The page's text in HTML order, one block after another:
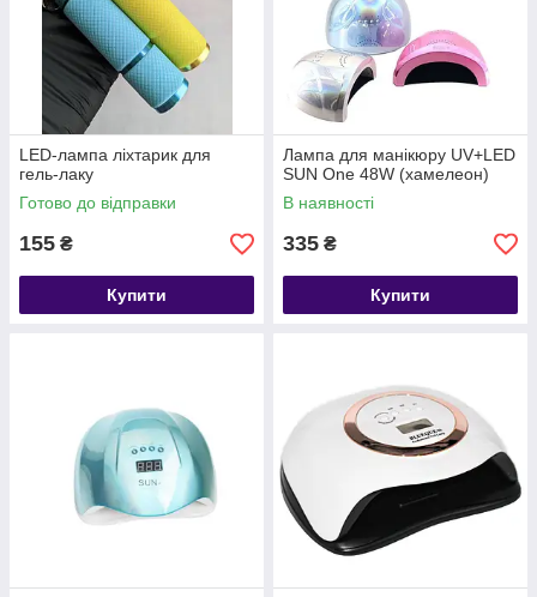
LED-лампа ліхтарик для
гель-лаку
Готово до відправки
155 ₴
Купити
Лампа для манікюру UV+LED
SUN One 48W (хамелеон)
В наявності
335 ₴
Купити